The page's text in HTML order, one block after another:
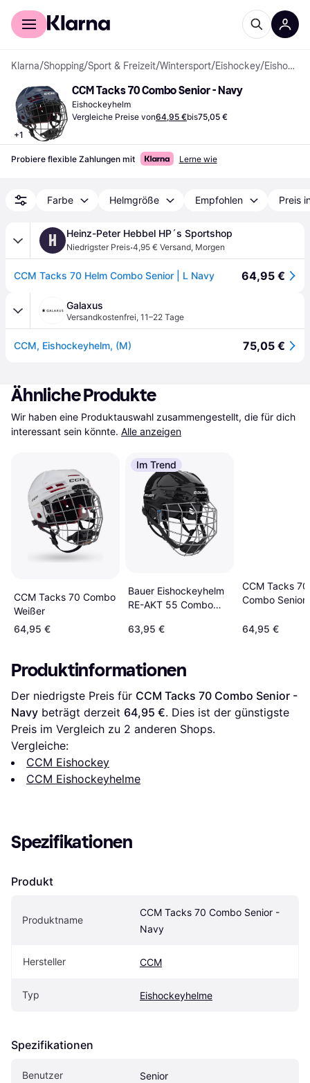
Für Shopper
Klarna/Shopping/Sport & Freizeit/Wintersport/Eishockey/ Eishockeyhelme
+1
CCM Tacks 70 Combo Senior - Navy
Eishockeyhelm
Vergleiche Preise von64,95 €bis75,05 €
Probiere flexible Zahlungen mit Lerne wie
Farbe Helmgröße Empfohlen Preis
H Heinz-Peter Hebbel HP´s Sportshop
Niedrigster Preis·4,95 € Versand, Morgen
CCM Tacks 70 Helm Combo Senior | L Navy 64,95 €
Galaxus
Versandkostenfrei, 11–22 Tage
CCM, Eishockeyhelm, (M) 75,05 €
Ähnliche Produkte
Wir haben eine Produktauswahl zusammengestellt, die für dich
interessant sein könnte. Alle anzeigen
CCM Tacks 70 Combo
Weißer
64,95 €
Im Trend
Bauer Eishockeyhelm
RE-AKT 55 Combo
63,95 €
CCM Tacks
Combo Senior
64,95 €
Produktinformationen
Der niedrigste Preis für CCM Tacks 70 Combo Senior -
Navy beträgt derzeit 64,95 €. Dies ist der günstigste
Preis im Vergleich zu 2 anderen Shops.
Vergleiche:
CCM Eishockey
CCM Eishockeyhelme
Spezifikationen
Produkt
Produktname
CCM Tacks 70 Combo Senior -
Navy
Hersteller CCM
Typ Eishockeyhelme
Spezifikationen
Benutzer Senior